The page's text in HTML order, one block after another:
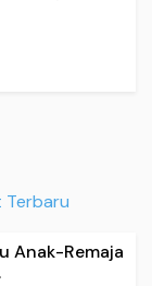
Terbaru
Anak-Remaja